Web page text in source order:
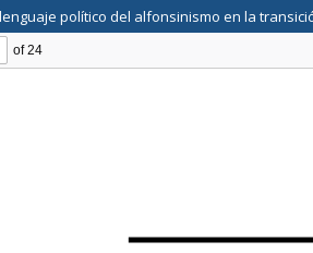
político del alfonsinismo en la